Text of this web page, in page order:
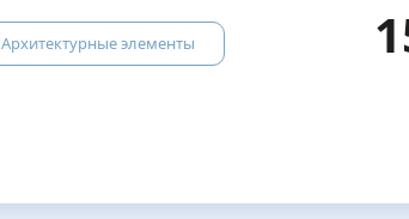
Архитектурные элементы